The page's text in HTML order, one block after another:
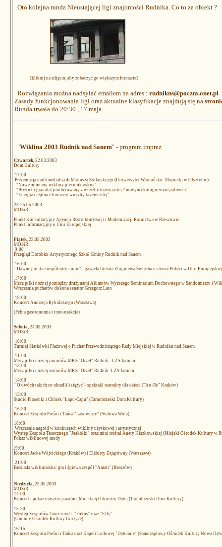
Oto kolejna runda Nieustającej ligi znajomości Rudnika. Co to za obiekt ?
[kliknij na zdjęciu, aby zobaczyć go większym formacie]
Rozwiązania można nadsyłać emailem na adres : rudnikns@poczta.onet.pl
Zasady funkcjonowania ligi oraz aktualne klasyfikacje znajdują się na
Runda trwała do 20:30 , 17 maja.
"Wiklina 2003 Rudnik nad Sanem" - program imprez
Czwartek , 22.03.2003
Dom Kultury
17:00
Prezentacja multimedialna dr Mariusza Stolarskiego (Uniwersytet Warmińsko- Mazurski w Olsztynie):
- "Nowe odmiany wikliny plecionkarskiej".
- "Brykiet i granulat produkowany z wierzby krzewiastej ? nowym ekologicznym paliwem".
- "Energia cieplna z biomasy wierzby krzewiastej".
23-25.05.2003
MOSiR
Punkt Konsultacyjny Agencji Restrukturyzacji i Modernizacji Rolnictwa w Rzeszowie
Punkt Informacyjny o Unii Europejskiej
Piątek , 23.05.2003
MOSiR
9:00
Przegląd Dorobku Artystycznego Szkół Gminy Rudnik nad Sanem
16:00
" Dawne polskie wspólnoty i unie" - gawęda literata Zbigniewa Święcha na temat Polski w Unii Europejskiej
17:00
Mecz piłki nożnej pomiędzy drużynami Alumnów Wyższego Seminarium Duchownego w Sandomierzu i
Wręczenia pucharów dokona senator Grzegorz Lato
19:00
Koncert Andrzeja Rybińskiego (Warszawa)
(Pełna gastronomia i inne atrakcje)
Sobota , 24.05.2003
MOSiR
10:00
Turniej Siatkówki Plażowej o Puchar Przewodniczącego Rady Miejskiej w Rudniku nad Sanem
11:00
Mecz piłki nożnej juniorów MKS "Orzeł" Rudnik - LZS Jarocin
13:00
Mecz piłki nożnej seniorów MKS "Orzeł" Rudnik- LZS Jarocin
14:00
" O dwóch takich co ukradli księżyc"- spektakl teatralny dla dzieci ("Art-Re" Kraków)
15:00
Studio Piosenki i Chórek "Łapu-Capu" (Tarnobrzeski Dom Kultury)
16:30
Koncert Zespołu Pieśni i Tańca "Lasowiacy" (Stalowa Wola)
18:00
Wręczenie nagród w konkursach wikliny użytkowej i artystycznej
Występ Zespołu Tanecznego "Jaskółki" oraz mini recital Anety Kiszkowskiej (Miejski Ośrodek Kultury w
Pokaz wiklinowej mody
19:00
Koncert Jacka Wójcickiego (Kraków) i Elżbiety Zającówny (Warszawa)
21:00
Biesiada wikliniarska: gra i śpiewa zespół "Amati" (Rzeszów)
Niedziela, 25.05.2003
MOSiR
14:00
Koncert i pokaz musztry paradnej Miejskiej Orkiestry Dętej (Tarnobrzeski Dom Kultury)
15:30
Występ Zespołów Tanecznych: "Fokus" oraz "Elfy"
(Gminny Ośrodek Kultury Gorzyce)
16:15
Koncert Zespołu Pieśni i Tańca oraz Kapeli Ludowej "Dębianie" (Samorządowy Ośrodek Kultury Nowa